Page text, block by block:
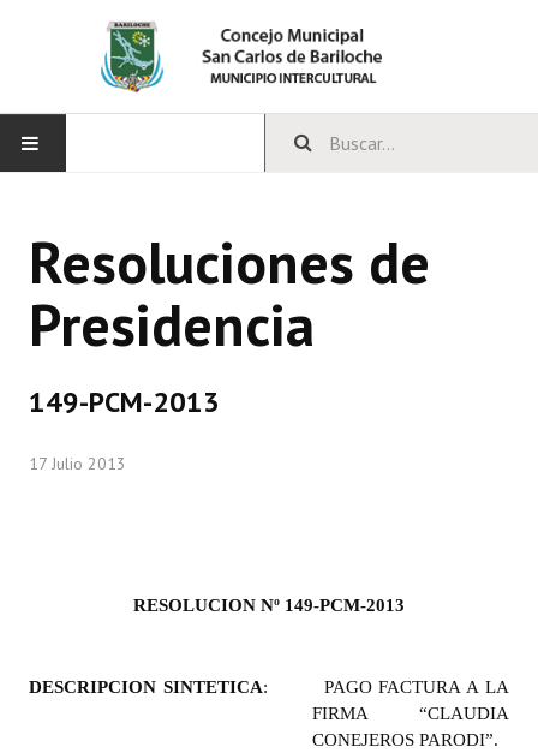
CONCEJO
Bloques Políticos
Comisiones Permanentes
Comisiones Especiales
LEGISLACIÓN
Resoluciones de
Presidencia
149-PCM-2013
17 Julio 2013
RESOLUCION Nº 149-PCM-2013
DESCRIPCION SINTETICA:
PAGO FACTURA A LA
FIRMA “CLAUDIA
CONEJEROS PARODI”.